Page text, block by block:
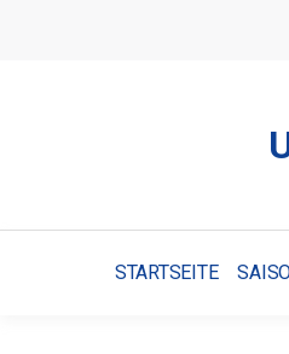
STARTSEITE